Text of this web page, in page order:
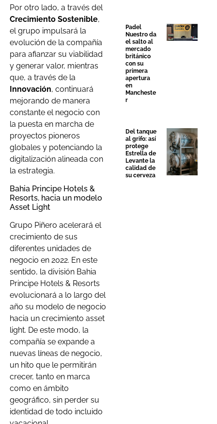
Por otro lado, a través del
Crecimiento Sostenible,
el grupo impulsará la
evolución de la compañía
para afianzar su viabilidad
y generar valor, mientras
que, a través de la
Innovación, continuará
mejorando de manera
constante el negocio con
la puesta en marcha de
proyectos pioneros
globales y potenciando la
digitalización alineada con
la estrategia.
Bahia Principe Hotels &
Resorts, hacia un modelo
Asset Light
Grupo Piñero acelerará el
crecimiento de sus
diferentes unidades de
negocio en 2022. En este
sentido, la división Bahia
Principe Hotels & Resorts
evolucionará a lo largo del
año su modelo de negocio
hacia un crecimiento asset
light. De este modo, la
compañía se expande a
nuevas líneas de negocio,
un hito que le permitirán
crecer, tanto en marca
como en ámbito
geográfico, sin perder su
identidad de todo incluido
Padel
Nuestro da
el salto al
mercado
británico
con su
primera
apertura
en
Mancheste
r
Del tanque
al grifo: así
protege
Estrella de
Levante la
calidad de
su cerveza